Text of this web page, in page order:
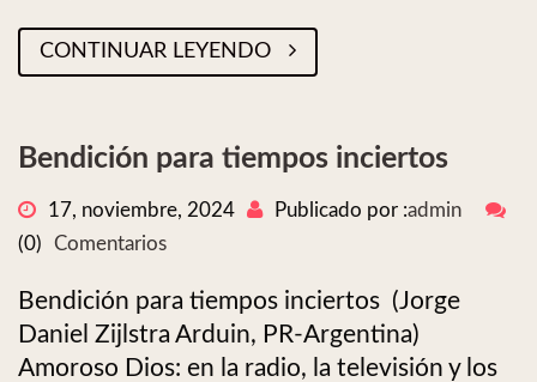
CONTINUAR LEYENDO
Bendición para tiempos inciertos
17, noviembre, 2024 Publicado por :admin
(0)
Comentarios
Bendición para tiempos inciertos (Jorge
Daniel Zijlstra Arduin, PR-Argentina)
Amoroso Dios: en la radio, la televisión y los